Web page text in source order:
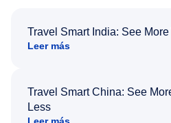
Travel Smart India: See
Leer más
Travel Smart China: See
Less